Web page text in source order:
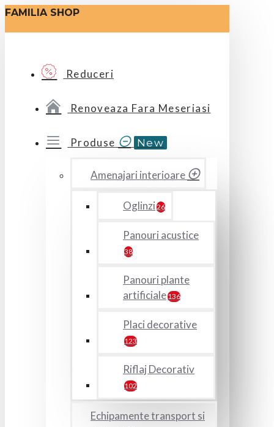
FAMILIA SHOP
Reduceri
Renoveaza Fara Meseriasi
Produse New
Amenajari interioare
Oglinzi 26
Panouri acustice
38
Panouri plante
artificiale136
Placi decorative
123
Riflaj Decorativ
102
Echipamente transport si